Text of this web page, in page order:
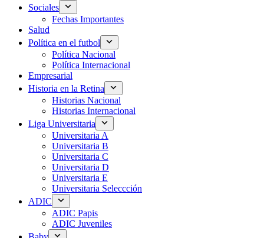
Sociales
Fechas Importantes
Salud
Política en el futbol
Política Nacional
Política Internacional
Empresarial
Historia en la Retina
Historias Nacional
Historias Internacional
Liga Universitaria
Universitaria A
Universitaria B
Universitaria C
Universitaria D
Universitaria E
Universitaria Seleccción
ADIC
ADIC Papis
ADIC Juveniles